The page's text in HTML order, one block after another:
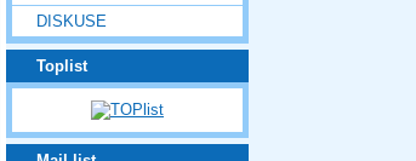
DISKUSE
Toplist